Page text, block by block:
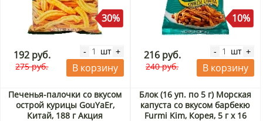
30%
192 руб.
275 руб.
- шт +
В корзину
10%
216 руб.
240 руб.
- шт +
В корзину
Печенья-палочки со вкусом
острой курицы GouYaEr,
Китай, 188 г Акция
Блок (16 уп. по 5 г) Морская
капуста со вкусом барбекю
Furmi Kim, Корея, 5 г х 16